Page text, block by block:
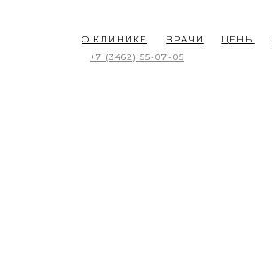
ЦЕНЫ
ВРАЧИ
О КЛИНИКЕ
+7 (3462) 55-07-05